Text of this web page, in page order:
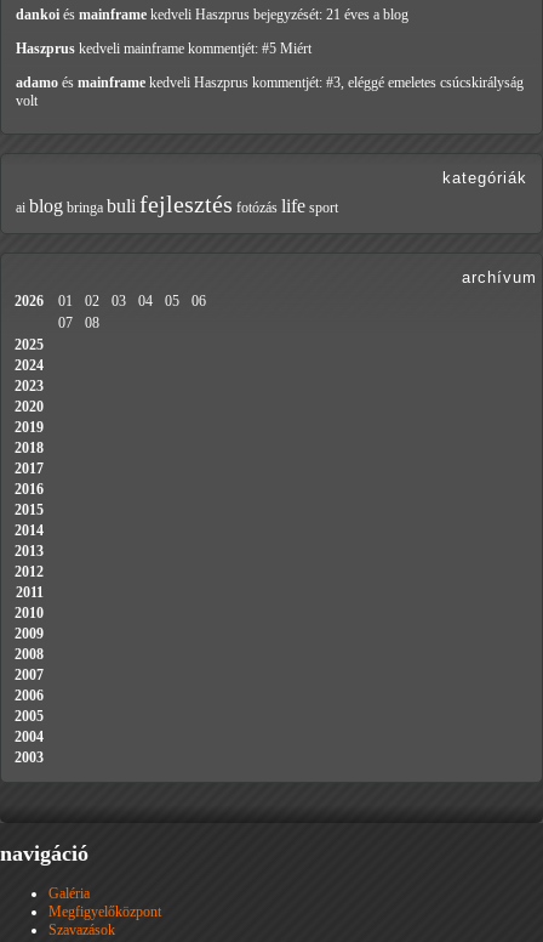
dankoi és mainframe kedveli Haszprus bejegyzését: 21 éves a blog
Haszprus kedveli mainframe kommentjét: #5 Miért
adamo és mainframe kedveli Haszprus kommentjét: #3, eléggé emeletes csúcskirályság
volt
kategóriák
ai blog bringa buli fejlesztés fotózás life sport
archívum
2026 01 02 03 04 05
06
07
08
2025
2024
2023
2020
2019
2018
2017
2016
2015
2014
2013
2012
2011
2010
2009
2008
2007
2006
2005
2004
2003
navigáció
Galéria
Megfigyelőközpont
Szavazások